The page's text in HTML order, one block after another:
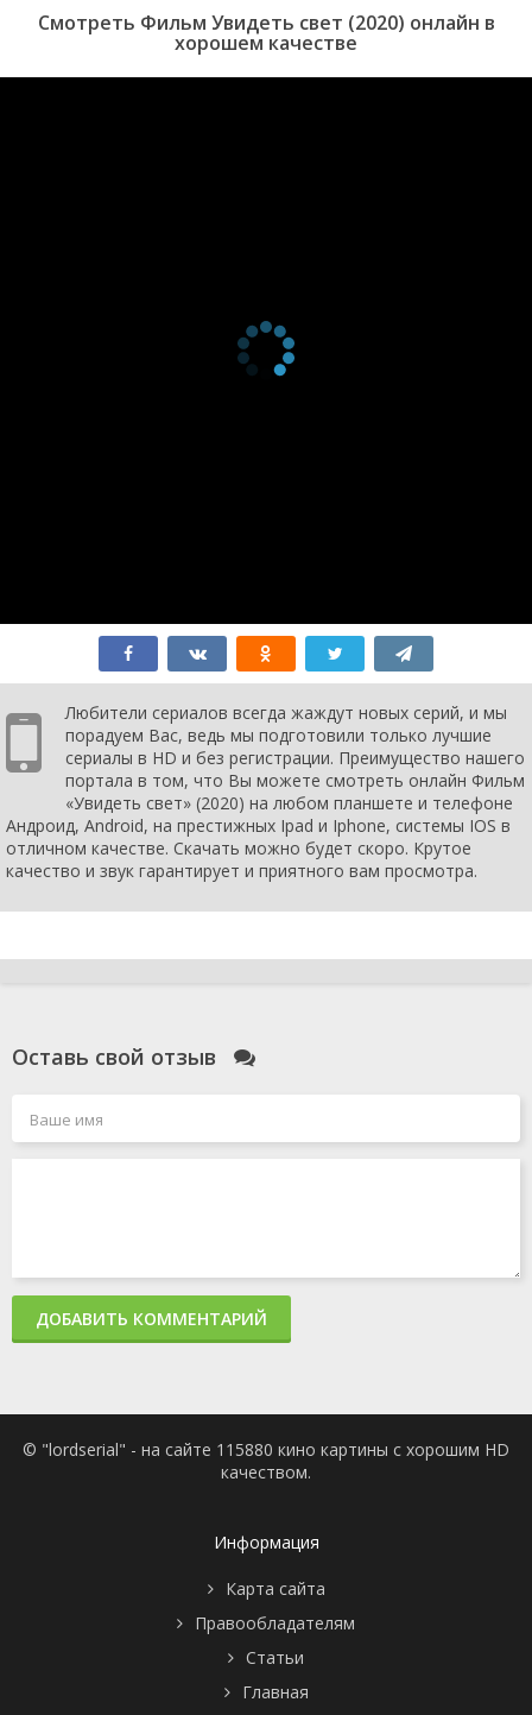
Смотреть Фильм Увидеть свет (2020) онлайн в
хорошем качестве
Любители сериалов всегда жаждут новых серий, и мы
порадуем Вас, ведь мы подготовили только лучшие
сериалы в HD и без регистрации. Преимущество нашего
портала в том, что Вы можете смотреть онлайн Фильм
«Увидеть свет» (2020) на любом планшете и телефоне
Андроид, Android, на престижных Ipad и Iphone, системы IOS в
отличном качестве. Скачать можно будет скоро. Крутое
качество и звук гарантирует и приятного вам просмотра.
Оставь свой отзыв
ДОБАВИТЬ КОММЕНТАРИЙ
© "lordserial" - на сайте 115880 кино картины с хорошим HD
качеством.
Информация
Карта сайта
Правообладателям
Статьи
Главная